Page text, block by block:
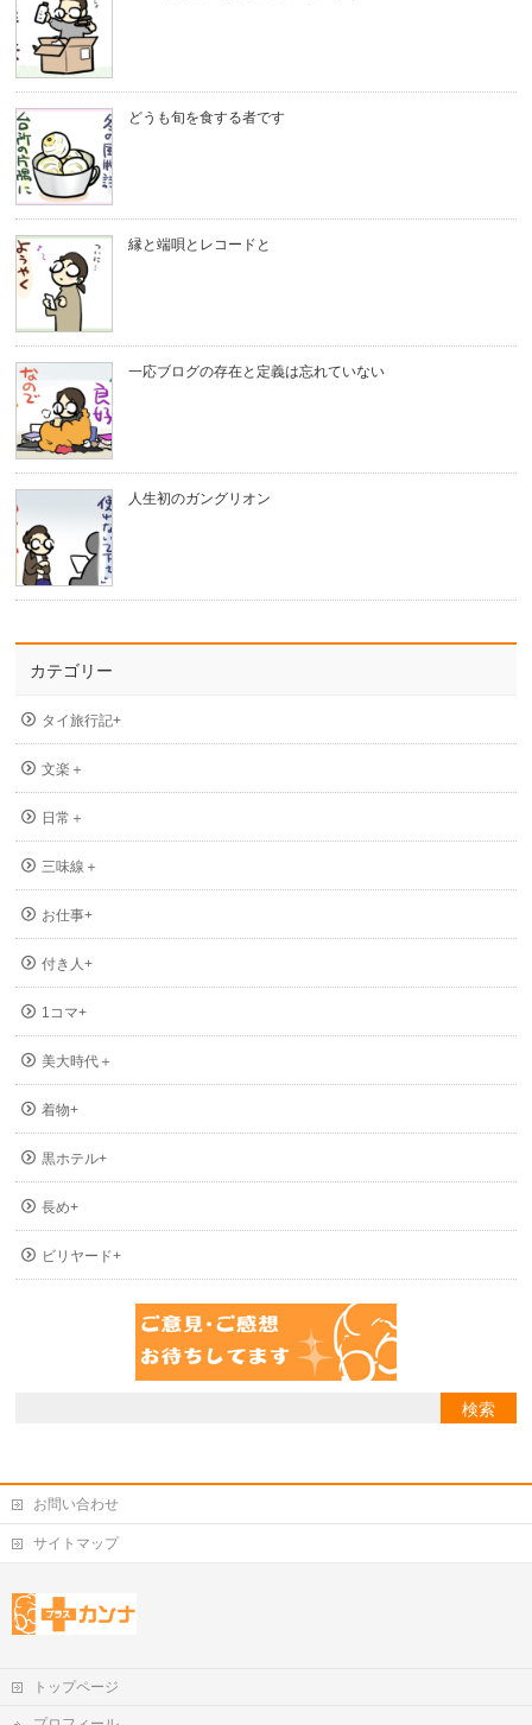
どうも旬を食する者です
縁と端唄とレコードと
一応ブログの存在と定義は忘れていない
人生初のガングリオン
カテゴリー
タイ旅行記+
文楽＋
日常＋
三味線＋
お仕事+
付き人+
1コマ+
美大時代＋
着物+
黒ホテル+
長め+
ビリヤード+
お問い合わせ
サイトマップ
トップページ